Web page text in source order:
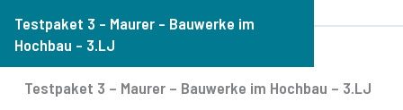
Testpaket 3 – Maurer – Bauwerke im
Hochbau – 3.LJ
Testpaket 3 – Maurer – Bauwerke im Hochbau – 3.LJ